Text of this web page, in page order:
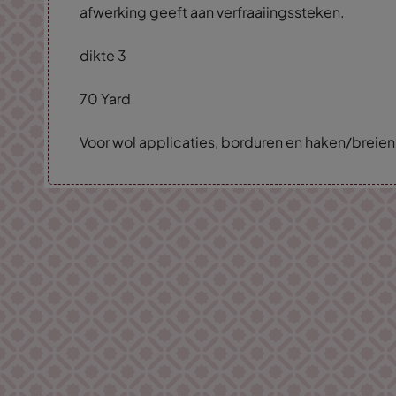
afwerking geeft aan verfraaiingssteken.
dikte 3
70 Yard
Voor wol applicaties, borduren en haken/